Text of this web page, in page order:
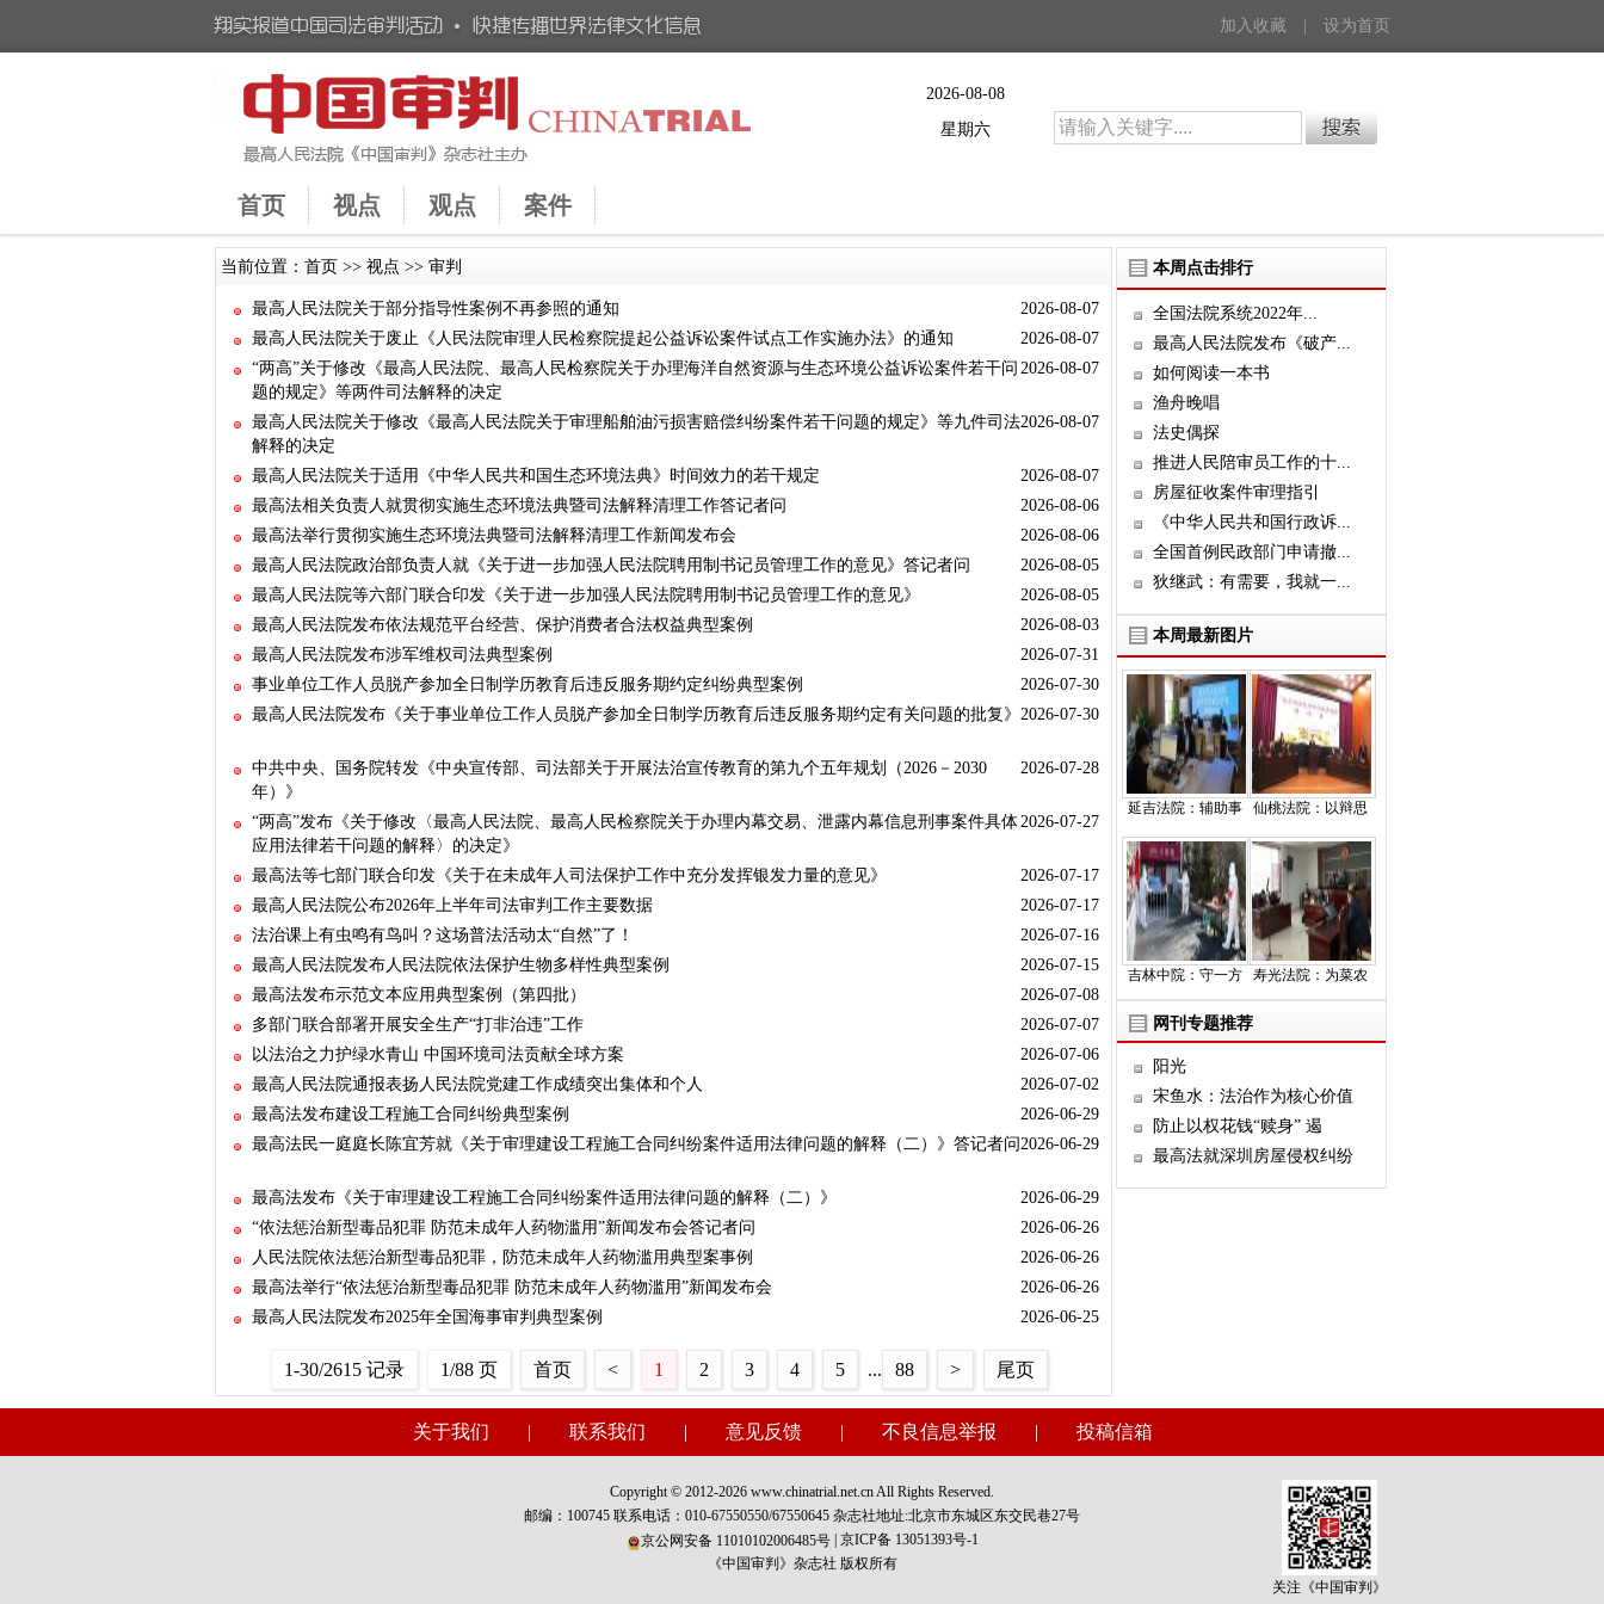
加入收藏 设为首页
2026-08-08
星期六
首页 视点 观点 案件
当前位置： 首页 >> 视点 >> 审判
2026-08-07
最高人民法院关于部分指导性案例不再参照的通知
2026-08-07
最高人民法院关于废止《人民法院审理人民检察院提起公益诉讼案件试点工作实施办法》的通知
2026-08-07
“两高”关于修改《最高人民法院、最高人民检察院关于办理海洋自然资源与生态环境公益诉讼案件若干问
题的规定》等两件司法解释的决定
2026-08-07
最高人民法院关于修改《最高人民法院关于审理船舶油污损害赔偿纠纷案件若干问题的规定》等九件司法
解释的决定
2026-08-07
最高人民法院关于适用《中华人民共和国生态环境法典》时间效力的若干规定
2026-08-06
最高法相关负责人就贯彻实施生态环境法典暨司法解释清理工作答记者问
2026-08-06
最高法举行贯彻实施生态环境法典暨司法解释清理工作新闻发布会
2026-08-05
最高人民法院政治部负责人就《关于进一步加强人民法院聘用制书记员管理工作的意见》答记者问
2026-08-05
最高人民法院等六部门联合印发《关于进一步加强人民法院聘用制书记员管理工作的意见》
2026-08-03
最高人民法院发布依法规范平台经营、保护消费者合法权益典型案例
2026-07-31
最高人民法院发布涉军维权司法典型案例
2026-07-30
事业单位工作人员脱产参加全日制学历教育后违反服务期约定纠纷典型案例
2026-07-30
最高人民法院发布《关于事业单位工作人员脱产参加全日制学历教育后违反服务期约定有关问题的批复》
2026-07-28
中共中央、国务院转发《中央宣传部、司法部关于开展法治宣传教育的第九个五年规划（2026－2030
年）》
2026-07-27
“两高”发布《关于修改〈最高人民法院、最高人民检察院关于办理内幕交易、泄露内幕信息刑事案件具体
应用法律若干问题的解释〉的决定》
2026-07-17
最高法等七部门联合印发《关于在未成年人司法保护工作中充分发挥银发力量的意见》
2026-07-17
最高人民法院公布2026年上半年司法审判工作主要数据
2026-07-16
法治课上有虫鸣有鸟叫？这场普法活动太“自然”了！
2026-07-15
最高人民法院发布人民法院依法保护生物多样性典型案例
2026-07-08
最高法发布示范文本应用典型案例（第四批）
2026-07-07
多部门联合部署开展安全生产“打非治违”工作
2026-07-06
以法治之力护绿水青山 中国环境司法贡献全球方案
2026-07-02
最高人民法院通报表扬人民法院党建工作成绩突出集体和个人
2026-06-29
最高法发布建设工程施工合同纠纷典型案例
2026-06-29
最高法民一庭庭长陈宜芳就《关于审理建设工程施工合同纠纷案件适用法律问题的解释（二）》答记者问
2026-06-29
最高法发布《关于审理建设工程施工合同纠纷案件适用法律问题的解释（二）》
2026-06-26
“依法惩治新型毒品犯罪 防范未成年人药物滥用”新闻发布会答记者问
2026-06-26
人民法院依法惩治新型毒品犯罪，防范未成年人药物滥用典型案事例
2026-06-26
最高法举行“依法惩治新型毒品犯罪 防范未成年人药物滥用”新闻发布会
2026-06-25
最高人民法院发布2025年全国海事审判典型案例
1-30/2615 记录 1/88 页 首页 < 1 2 3 4 5 ... 88 > 尾页
本周点击排行
全国法院系统2022年...
最高人民法院发布《破产...
如何阅读一本书
渔舟晚唱
法史偶探
推进人民陪审员工作的十...
房屋征收案件审理指引
《中华人民共和国行政诉...
全国首例民政部门申请撤...
狄继武：有需要，我就一...
本周最新图片
延吉法院：辅助事 仙桃法院：以辩思
吉林中院：守一方 寿光法院：为菜农
网刊专题推荐
阳光
宋鱼水：法治作为核心价值
防止以权花钱“赎身” 遏
最高法就深圳房屋侵权纠纷
关于我们 | 联系我们 | 意见反馈 | 不良信息举报 | 投稿信箱
关注《中国审判》
Copyright © 2012-2026 www.chinatrial.net.cn All Rights Reserved.
邮编：100745 联系电话：010-67550550/67550645 杂志社地址:北京市东城区东交民巷27号
京公网安备 11010102006485号| 京ICP备 13051393号-1
《中国审判》杂志社 版权所有